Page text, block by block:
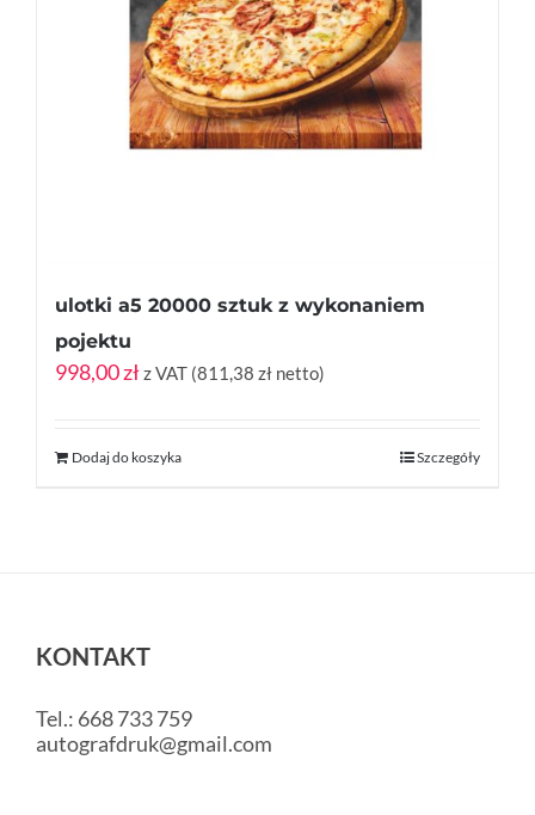
ulotki a5 20000 sztuk z wykonaniem
pojektu
998,00złz VAT (811,38 zł netto)
Dodaj do koszyka Szczegóły
KONTAKT
Tel.: 668 733 759
autografdruk@gmail.com